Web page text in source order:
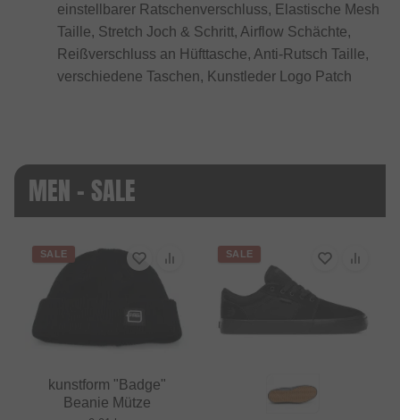
einstellbarer Ratschenverschluss, Elastische Mesh
Taille, Stretch Joch & Schritt, Airflow Schächte,
Reißverschluss an Hüfttasche, Anti-Rutsch Taille,
verschiedene Taschen, Kunstleder Logo Patch
MEN - SALE
SALE
kunstform "Badge"
Beanie Mütze
SALE